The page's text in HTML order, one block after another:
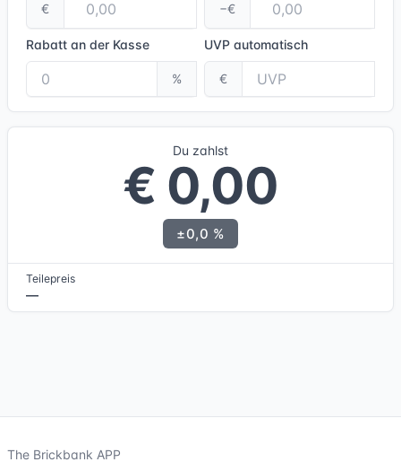
€ −€
Rabatt an der Kasse
%
UVP automatisch
€
Du zahlst
€ 0,00
±0,0 %
Teilepreis
—
The Brickbank APP